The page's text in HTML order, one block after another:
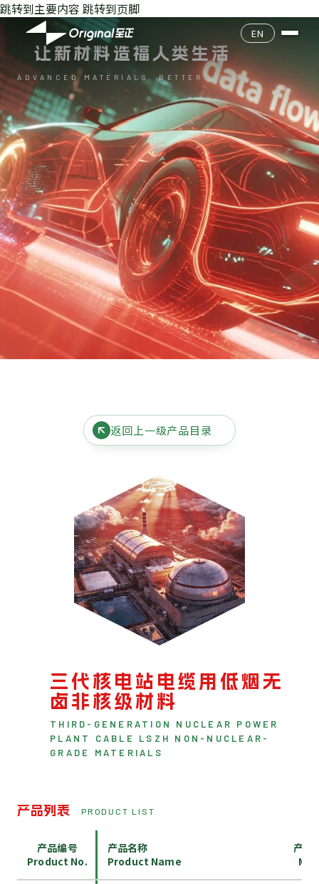
跳转到主要内容 跳转到页脚
公司介绍
企业文化
核心团队
发展历程
产品目录
产品查询
环境安全
质量经营
联系我们
加入我们
EN
让新材料造福人类生活
ADVANCED MATERIALS, BETTER LIVES.
返回上一级产品目录
三代核电站电缆用低烟无
卤非核级材料
THIRD-GENERATION NUCLEAR POWER
PLANT CABLE LSZH NON-NUCLEAR-
GRADE MATERIALS
产品列表 PRODUCT LIST
产品编号
Product No.
产品名称
Product Name
产品